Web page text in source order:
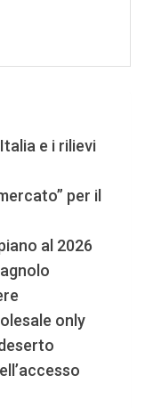
e i rilievi
per il
al 2026
only